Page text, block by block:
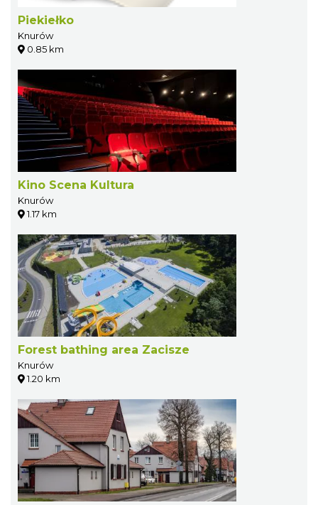
Piekiełko
Knurów
0.85 km
Kino Scena Kultura
Knurów
1.17 km
Forest bathing area Zacisze
Knurów
1.20 km